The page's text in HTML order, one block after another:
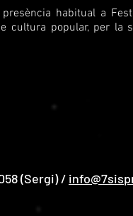
habitual a
cultura popular, per
(Sergi) /